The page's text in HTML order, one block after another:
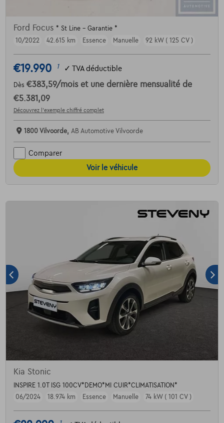
Ford Focus * St Line - Garantie *
10/2022
42.615 km Essence Manuelle 92 kW ( 125 CV )
€19.990 1 ✓ TVA déductible
Dès €383,59/mois et une dernière mensualité de
€5.381,09
Découvrez l’exemple chiffré complet
1800 Vilvoorde, AB Automotive Vilvoorde
Comparer
Voir le véhicule
Kia Stonic
INSPIRE 1.0T ISG 100CV*DEMO*MI CUIR*CLIMATISATION*
06/2024
18.974 km Essence Manuelle 74 kW ( 101 CV )